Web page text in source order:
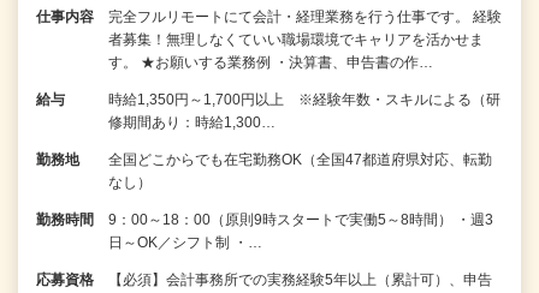
仕事内容
完全フルリモートにて会計・経理業務を行う仕事です。 経験
者募集！無理しなくていい職場環境でキャリアを活かせま
す。 ★お願いする業務例 ・決算書、申告書の作…
給与
時給1,350円～1,700円以上 ※経験年数・スキルによる（研
修期間あり：時給1,300…
勤務地
全国どこからでも在宅勤務OK（全国47都道府県対応、転勤
なし）
勤務時間
9：00～18：00（原則9時スタートで実働5～8時間） ・週3
日～OK／シフト制 ・…
応募資格
【必須】会計事務所での実務経験5年以上（累計可）、申告